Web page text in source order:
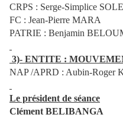
CRPS : Serge-Simplice
FC : Jean-Pierre MARA
PATRIE : Benjamin
3)- ENTITE :
NAP /APRD : Aubin-Roger
Le président de séance
Clément BELIBANGA